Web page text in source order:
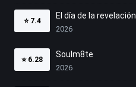
⭐ 7.4
El día de la revelación
2026
⭐ 6.28
Soulm8te
2026